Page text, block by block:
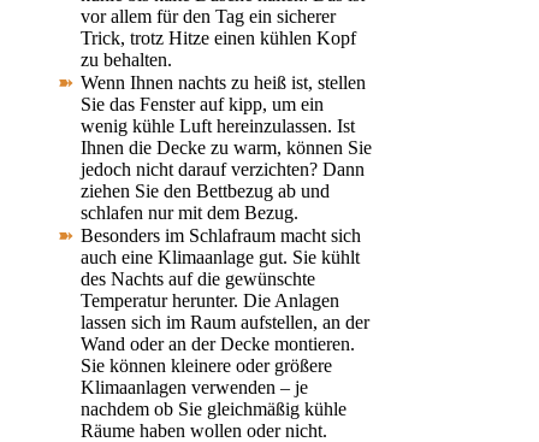
vor allem für den Tag ein sicherer
Trick, trotz Hitze einen kühlen Kopf
zu behalten.
Wenn Ihnen nachts zu heiß ist, stellen
Sie das Fenster auf kipp, um ein
wenig kühle Luft hereinzulassen. Ist
Ihnen die Decke zu warm, können Sie
jedoch nicht darauf verzichten? Dann
ziehen Sie den Bettbezug ab und
schlafen nur mit dem Bezug.
Besonders im Schlafraum macht sich
auch eine Klimaanlage gut. Sie kühlt
des Nachts auf die gewünschte
Temperatur herunter. Die Anlagen
lassen sich im Raum aufstellen, an der
Wand oder an der Decke montieren.
Sie können kleinere oder größere
Klimaanlagen verwenden – je
nachdem ob Sie gleichmäßig kühle
Räume haben wollen oder nicht.